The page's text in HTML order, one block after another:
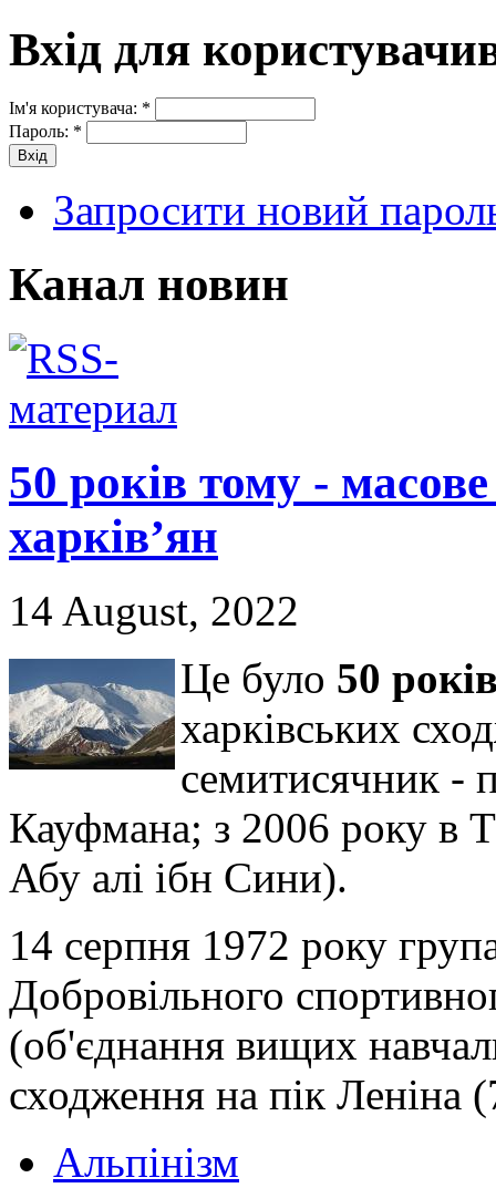
Вхід для
Ім'я користувача: *
Пароль: *
Запросити новий
Канал новин
50 років тому -
харків’ян
14 August, 2022
Це було 50
харківських
семитисячник -
Кауфмана; з 2006 року в
Абу алі ібн Сини).
14 серпня 1972 року
Добровільного
(об'єднання вищих
сходження на пік Леніна
Альпінізм